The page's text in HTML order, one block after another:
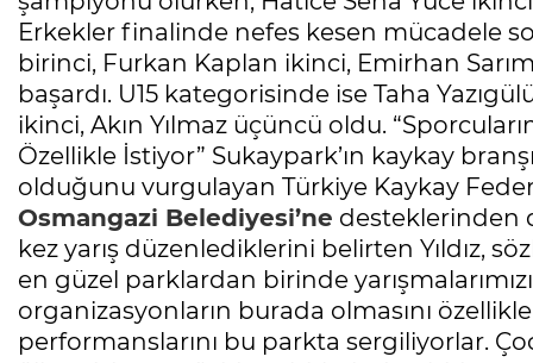
Erkekler finalinde nefes kesen mücadele
birinci, Furkan Kaplan ikinci, Emirhan
başardı. U15 kategorisinde ise Taha
ikinci, Akın Yılmaz üçüncü oldu.
Özellikle İstiyor” Sukaypark’ın kaykay
olduğunu vurgulayan Türkiye Kaykay
Osmangazi Belediyesi’ne desteklerinden
kez yarış düzenlediklerini belirten Yıldız,
en güzel parklardan birinde
organizasyonların burada olmasını
performanslarını bu parkta sergiliyorlar.